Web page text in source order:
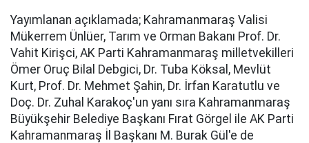
Yayımlanan açıklamada; Kahramanmaraş Valisi
Mükerrem Ünlüer, Tarım ve Orman Bakanı Prof. Dr.
Vahit Kirişci, AK Parti Kahramanmaraş milletvekilleri
Ömer Oruç Bilal Debgici, Dr. Tuba Köksal, Mevlüt
Kurt, Prof. Dr. Mehmet Şahin, Dr. İrfan Karatutlu ve
Doç. Dr. Zuhal Karakoç'un yanı sıra Kahramanmaraş
Büyükşehir Belediye Başkanı Fırat Görgel ile AK Parti
Kahramanmaraş İl Başkanı M. Burak Gül'e de